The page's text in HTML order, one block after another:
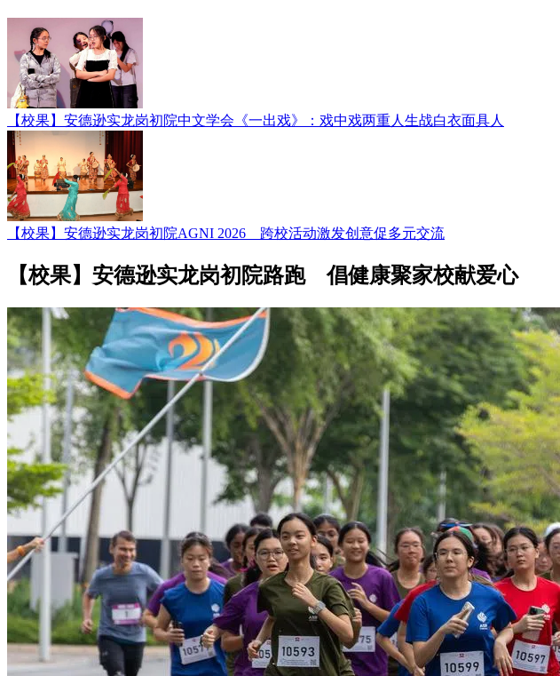
【校果】安德逊实龙岗初院中文学会《一出戏》：戏中戏两重人生战白衣面具人
【校果】安德逊实龙岗初院AGNI 2026 跨校活动激发创意促多元交流
【校果】安德逊实龙岗初院路跑 倡健康聚家校献爱心